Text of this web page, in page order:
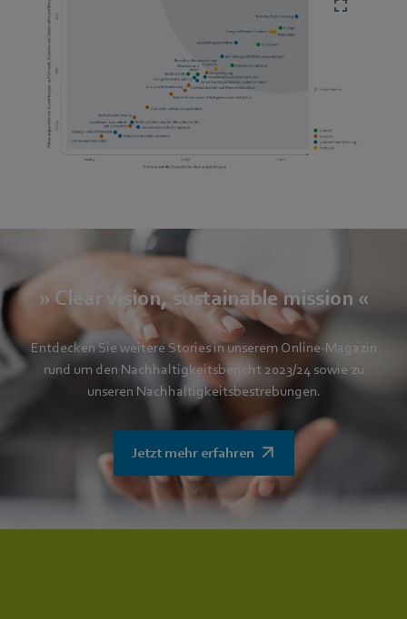
» Clear vision, sustainable mission «
Entdecken Sie weitere Stories in unserem Online-Magazin
rund um den Nachhaltigkeitsbericht 2023/24 sowie zu
unseren Nachhaltigkeitsbestrebungen.
Jetzt mehr erfahren